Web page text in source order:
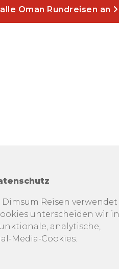
Oman Rundreisen an
Reisen verwendet
unterscheiden wir in
analytische,
Media-Cookies.